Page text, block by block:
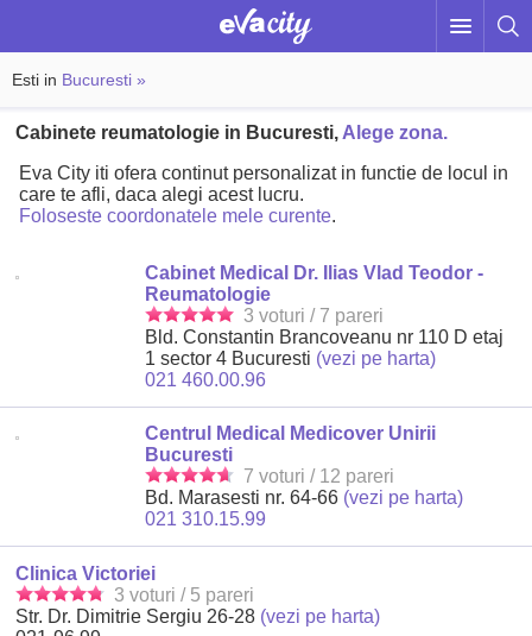
Esti in Bucuresti »
Cabinete reumatologie in Bucuresti, Alege zona.
Eva City iti ofera continut personalizat in functie de locul in
care te afli, daca alegi acest lucru.
Foloseste coordonatele mele curente.
Cabinet Medical Dr. Ilias Vlad Teodor -
Reumatologie
3 voturi / 7 pareri
Bld. Constantin Brancoveanu nr 110 D etaj
1 sector 4 Bucuresti (vezi pe harta)
021 460.00.96
Centrul Medical Medicover Unirii
Bucuresti
7 voturi / 12 pareri
Bd. Marasesti nr. 64-66 (vezi pe harta)
021 310.15.99
Clinica Victoriei
3 voturi / 5 pareri
Str. Dr. Dimitrie Sergiu 26-28 (vezi pe harta)